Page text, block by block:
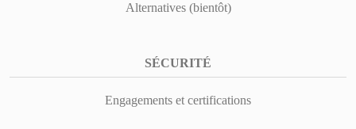
Alternatives (bientôt)
SÉCURITÉ
Engagements et certifications